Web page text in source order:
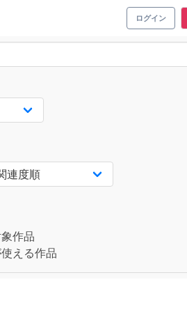
ログイン
作品
える作品